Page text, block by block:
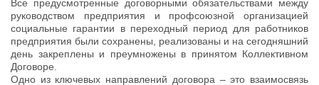
Все предусмотренные договорными обязательствами между
руководством предприятия и профсоюзной организацией
социальные гарантии в переходный период для работников
предприятия были сохранены, реализованы и на сегодняшний
день закреплены и преумножены в принятом Коллективном
Договоре.
Одно из ключевых направлений договора – это взаимосвязь